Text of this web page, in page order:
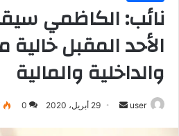
نائب: الكاظمي
الأحد المقبل خالية
والداخلية والمالية
user
أرسل 29 أبريل، 2020 0